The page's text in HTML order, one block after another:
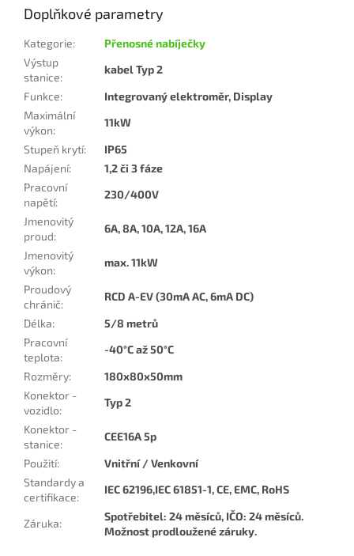
Doplňkové parametry
Kategorie:
Přenosné nabíječky
Výstup
stanice:
kabel Typ 2
Funkce:
Integrovaný elektroměr, Display
Maximální
výkon:
11kW
Stupeň krytí:
IP65
Napájení:
1,2 či 3 fáze
Pracovní
napětí:
230/400V
Jmenovitý
proud:
6A, 8A, 10A, 12A, 16A
Jmenovitý
výkon:
max. 11kW
Proudový
chránič:
RCD A-EV (30mA AC, 6mA DC)
Délka:
5/8 metrů
Pracovní
teplota:
-40°C až 50°C
Rozměry:
180x80x50mm
Konektor -
vozidlo:
Typ 2
Konektor -
stanice:
CEE16A 5p
Použití:
Vnitřní / Venkovní
Standardy a
certifikace:
IEC 62196,IEC 61851-1, CE, EMC, RoHS
Záruka:
Spotřebitel: 24 měsíců, IČO: 24 měsíců.
Možnost prodloužené záruky.